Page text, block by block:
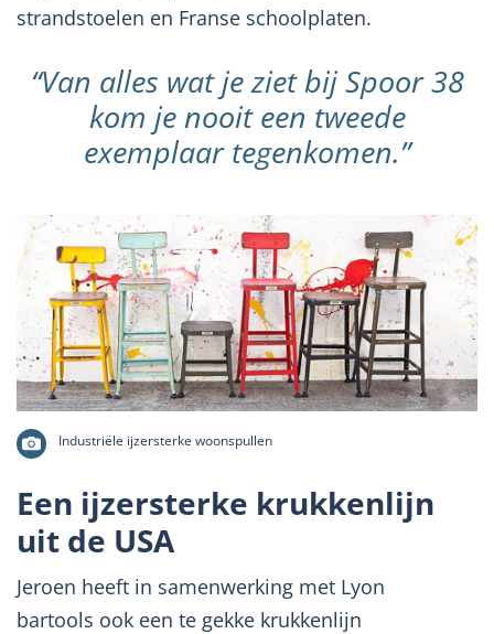
strandstoelen en Franse schoolplaten.
“Van alles wat je ziet bij Spoor 38
kom je nooit een tweede
exemplaar tegenkomen.”
Industriële ijzersterke woonspullen
Een ijzersterke krukkenlijn
uit de USA
Jeroen heeft in samenwerking met Lyon
bartools ook een te gekke krukkenlijn